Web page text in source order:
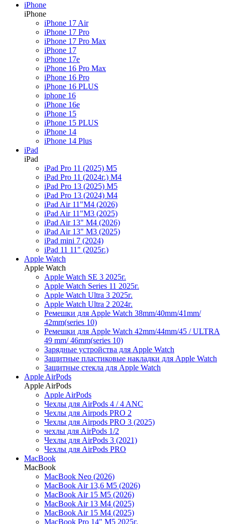
iPhone
iPhone
iPhone 17 Air
iPhone 17 Pro
iPhone 17 Pro Max
iPhone 17
iPhone 17e
iPhone 16 Pro Max
iPhone 16 Pro
iPhone 16 PLUS
iphone 16
iPhone 16e
iPhone 15
iPhone 15 PLUS
iPhone 14
iPhone 14 Plus
iPad
iPad
iPad Pro 11 (2025) M5
iPad Pro 11 (2024г.) M4
iPad Pro 13 (2025) M5
iPad Pro 13 (2024) M4
iPad Air 11"M4 (2026)
iPad Air 11"M3 (2025)
iPad Air 13" M4 (2026)
iPad Air 13" M3 (2025)
iPad mini 7 (2024)
iPad 11 11" (2025г.)
Apple Watch
Apple Watch
Apple Watch SE 3 2025г.
Apple Watch Series 11 2025г.
Apple Watch Ultra 3 2025г.
Apple Watch Ultra 2 2024г.
Ремешки для Apple Watch 38mm/40mm/41mm/
42mm(series 10)
Ремешки для Apple Watch 42mm/44mm/45 / ULTRA
49 mm/ 46mm(series 10)
Зарядные устройства для Apple Watch
Защитные пластиковые накладки для Apple Watch
Защитные стекла для Apple Watch
Apple AirPods
Apple AirPods
Apple AirPods
Чехлы для AirPods 4 / 4 ANC
Чехлы для Airpods PRO 2
Чехлы для Airpods PRO 3 (2025)
чехлы для AirPods 1/2
Чехлы для AirPods 3 (2021)
Чехлы для AirPods PRO
MacBook
MacBook
MacBook Neo (2026)
MacBook Air 13,6 M5 (2026)
MacBook Air 15 M5 (2026)
MacBook Air 13 M4 (2025)
MacBook Air 15 M4 (2025)
MacBook Pro 14" M5 2025г.